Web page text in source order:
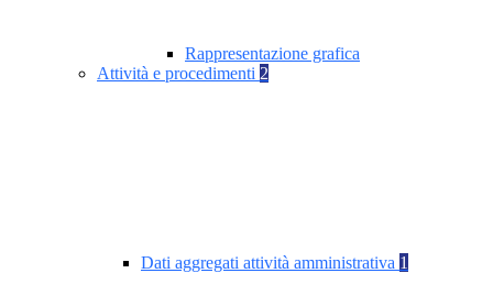
Rappresentazione grafica
Attività e procedimenti 2
Dati aggregati attività amministrativa 1